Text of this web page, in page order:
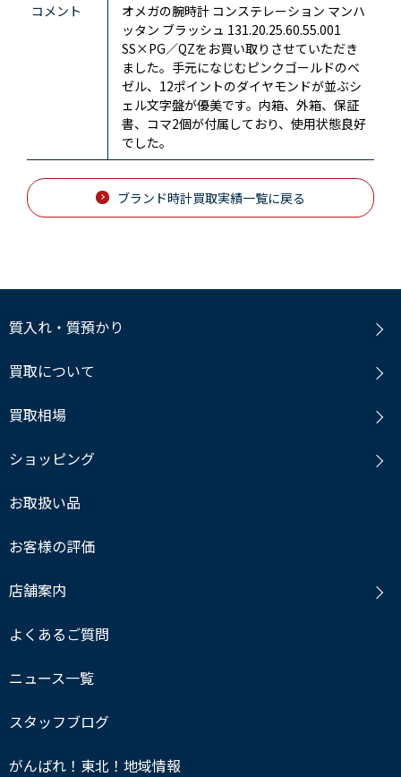
コメント
オメガの腕時計 コンステレーション マンハ
ッタン ブラッシュ 131.20.25.60.55.001
SS×PG／QZをお買い取りさせていただき
ました。手元になじむピンクゴールドのベ
ゼル、12ポイントのダイヤモンドが並ぶシ
ェル文字盤が優美です。内箱、外箱、保証
書、コマ2個が付属しており、使用状態良好
でした。
ブランド時計買取実績一覧に戻る
質入れ・質預かり
買取について
買取相場
ショッピング
お取扱い品
お客様の評価
店舗案内
よくあるご質問
ニュース一覧
スタッフブログ
がんばれ！東北！地域情報